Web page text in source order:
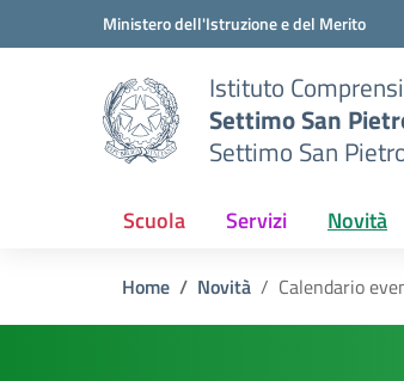
Vai ai contenuti
Vai al menu di navigazioneMinistero dell'Istruzione e del Merito
Istituto
Settimo San
Settimo San
Scuola Servizi Novità
Home Novità Calendario